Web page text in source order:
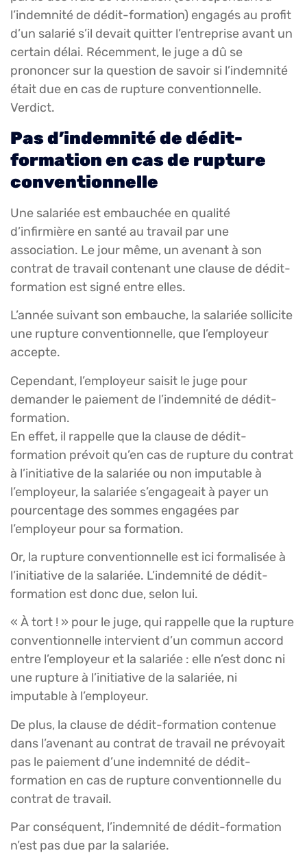
l’indemnité de dédit-formation) engagés au profit
d’un salarié s’il devait quitter l’entreprise avant un
certain délai. Récemment, le juge a dû se
prononcer sur la question de savoir si l’indemnité
était due en cas de rupture conventionnelle.
Verdict.
Pas d’indemnité de dédit-
formation en cas de rupture
conventionnelle
Une salariée est embauchée en qualité
d’infirmière en santé au travail par une
association. Le jour même, un avenant à son
contrat de travail contenant une clause de dédit-
formation est signé entre elles.
L’année suivant son embauche, la salariée sollicite
une rupture conventionnelle, que l’employeur
accepte.
Cependant, l’employeur saisit le juge pour
demander le paiement de l’indemnité de dédit-
formation.
En effet, il rappelle que la clause de dédit-
formation prévoit qu’en cas de rupture du contrat
à l’initiative de la salariée ou non imputable à
l’employeur, la salariée s’engageait à payer un
pourcentage des sommes engagées par
l’employeur pour sa formation.
Or, la rupture conventionnelle est ici formalisée à
l’initiative de la salariée. L’indemnité de dédit-
formation est donc due, selon lui.
« À tort ! » pour le juge, qui rappelle que la rupture
conventionnelle intervient d’un commun accord
entre l’employeur et la salariée : elle n’est donc ni
une rupture à l’initiative de la salariée, ni
imputable à l’employeur.
De plus, la clause de dédit-formation contenue
dans l’avenant au contrat de travail ne prévoyait
pas le paiement d’une indemnité de dédit-
formation en cas de rupture conventionnelle du
contrat de travail.
Par conséquent, l’indemnité de dédit-formation
n’est pas due par la salariée.